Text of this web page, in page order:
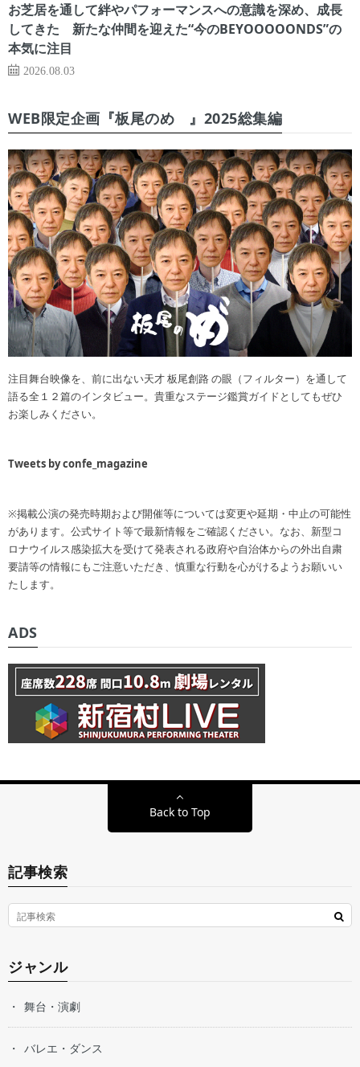
お芝居を通して絆やパフォーマンスへの意識を深め、成長
してきた 新たな仲間を迎えた“今のBEYOOOOONDS”の
本気に注目
2026.08.03
WEB限定企画『板尾のめ゙』2025総集編
注目舞台映像を、前に出ない天才 板尾創路 の眼（フィルター）を通して
語る全１２篇のインタビュー。貴重なステージ鑑賞ガイドとしてもぜひ
お楽しみください。
Tweets by confe_magazine
※掲載公演の発売時期および開催等については変更や延期・中止の可能性
があります。公式サイト等で最新情報をご確認ください。なお、新型コ
ロナウイルス感染拡大を受けて発表される政府や自治体からの外出自粛
要請等の情報にもご注意いただき、慎重な行動を心がけるようお願いい
たします。
ADS
Back to Top
記事検索
ジャンル
舞台・演劇
バレエ・ダンス